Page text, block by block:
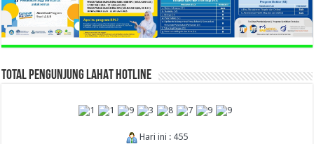
TOTAL PENGUNJUNG LAHAT HOTLINE
Hari ini : 455